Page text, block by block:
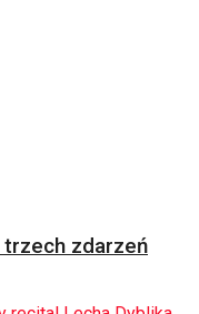
trzech zdarzeń